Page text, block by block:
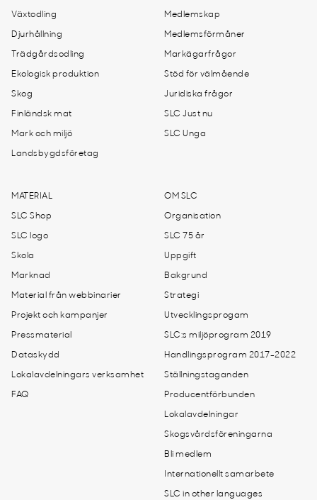
Växtodling
Djurhållning
Trädgårdsodling
Ekologisk produktion
Skog
Finländsk mat
Mark och miljö
Landsbygdsföretag
Medlemskap
Medlemsförmåner
Markägarfrågor
Stöd för välmående
Juridiska frågor
SLC Just nu
SLC Unga
MATERIAL
SLC Shop
SLC logo
Skola
Marknad
Material från webbinarier
Projekt och kampanjer
Pressmaterial
Dataskydd
Lokalavdelningars verksamhet
FAQ
OM SLC
Organisation
SLC 75 år
Uppgift
Bakgrund
Strategi
Utvecklingsprogam
SLC:s miljöprogram 2019
Handlingsprogram 2017-2022
Ställningstaganden
Producentförbunden
Lokalavdelningar
Skogsvårdsföreningarna
Bli medlem
Internationellt samarbete
SLC in other languages